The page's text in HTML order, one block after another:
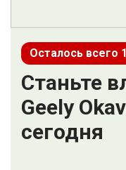
Осталось всего
Станьте
Geely
сегодня